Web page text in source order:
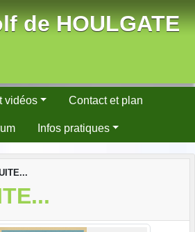
de HOULGATE
vidéos Contact et plan
Infos pratiques
cookies